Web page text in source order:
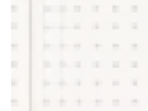
横浜
事業
契